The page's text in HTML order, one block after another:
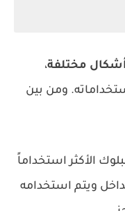
مختلفة،
ومن بين
الأكثر استخداماً
ويتم استخدامه